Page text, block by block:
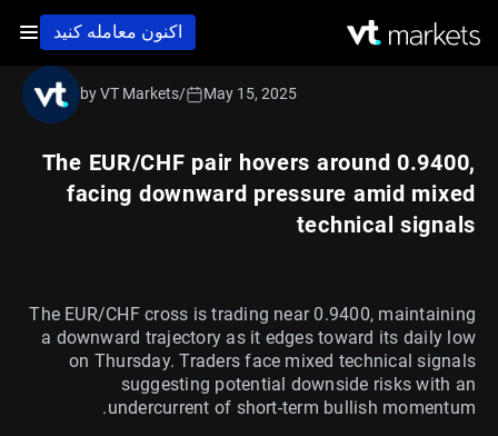
اکنون معامله کنید
The EUR/CHF pair hovers around 0.9400,
facing downward pressure amid mixed
technical signals
by VT Markets/ May 15, 2025
The EUR/CHF cross is trading near 0.9400, maintaining
a downward trajectory as it edges toward its daily low
on Thursday. Traders face mixed technical signals
suggesting potential downside risks with an
undercurrent of short-term bullish momentum.